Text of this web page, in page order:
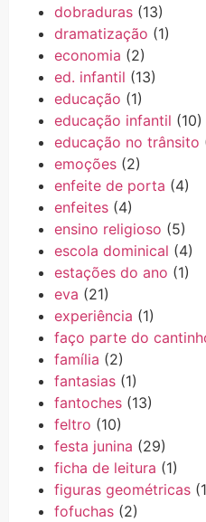
dobraduras (13)
dramatização (1)
economia (2)
ed. infantil (13)
educação (1)
educação infantil (10)
educação no trânsito
emoções (2)
enfeite de porta (4)
enfeites (4)
ensino religioso (5)
escola dominical (4)
estações do ano (1)
eva (21)
experiência (1)
faço parte do
família (2)
fantasias (1)
fantoches (13)
feltro (10)
festa junina (29)
ficha de leitura (1)
figuras geométricas
fofuchas (2)